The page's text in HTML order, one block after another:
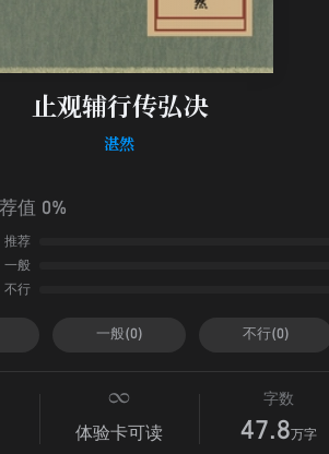
止观辅行传弘决
湛然
值 0%
推荐
一般
不行
一般(0) 不行(0)
体验卡可读
字数
47.8万字